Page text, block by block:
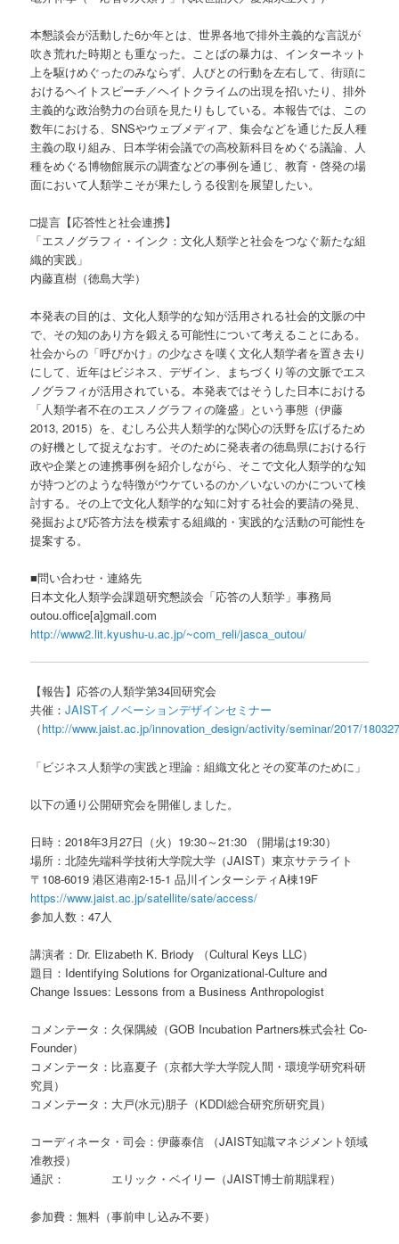
本懇談会が活動した6か年とは、世界各地で排外主義的な言説が
吹き荒れた時期とも重なった。ことばの暴力は、インターネット
上を駆けめぐったのみならず、人びとの行動を左右して、街頭に
おけるヘイトスピーチ／ヘイトクライムの出現を招いたり、排外
主義的な政治勢力の台頭を見たりもしている。本報告では、この
数年における、SNSやウェブメディア、集会などを通じた反人種
主義の取り組み、日本学術会議での高校新科目をめぐる議論、人
種をめぐる博物館展示の調査などの事例を通じ、教育・啓発の場
面において人類学こそが果たしうる役割を展望したい。
□提言【応答性と社会連携】
「エスノグラフィ・インク：文化人類学と社会をつなぐ新たな組
織的実践」
内藤直樹（徳島大学）
本発表の目的は、文化人類学的な知が活用される社会的文脈の中
で、その知のあり方を鍛える可能性について考えることにある。
社会からの「呼びかけ」の少なさを嘆く文化人類学者を置き去り
にして、近年はビジネス、デザイン、まちづくり等の文脈でエス
ノグラフィが活用されている。本発表ではそうした日本における
「人類学者不在のエスノグラフィの隆盛」という事態（伊藤
2013, 2015）を、むしろ公共人類学的な関心の沃野を広げるため
の好機として捉えなおす。そのために発表者の徳島県における行
政や企業との連携事例を紹介しながら、そこで文化人類学的な知
が持つどのような特徴がウケているのか／いないのかについて検
討する。その上で文化人類学的な知に対する社会的要請の発見、
発掘および応答方法を模索する組織的・実践的な活動の可能性を
提案する。
■問い合わせ・連絡先
日本文化人類学会課題研究懇談会「応答の人類学」事務局
outou.office[a]gmail.com
http://www2.lit.kyushu-u.ac.jp/~com_reli/jasca_outou/
【報告】応答の人類学第34回研究会
共催：JAISTイノベーションデザインセミナー
（http://www.jaist.ac.jp/innovation_design/activity/seminar/2017/
「ビジネス人類学の実践と理論：組織文化とその変革のために」
以下の通り公開研究会を開催しました。
日時：2018年3月27日（火）19:30～21:30 （開場は19:30）
場所：北陸先端科学技術大学院大学（JAIST）東京サテライト
〒108-6019 港区港南2-15-1 品川インターシティA棟19F
https://www.jaist.ac.jp/satellite/sate/access/
参加人数：47人
講演者：Dr. Elizabeth K. Briody （Cultural Keys LLC）
題目：Identifying Solutions for Organizational-Culture and
Change Issues: Lessons from a Business Anthropologist
コメンテータ：久保隅綾（GOB Incubation Partners株式会社 Co-
Founder）
コメンテータ：比嘉夏子（京都大学大学院人間・環境学研究科研
究員）
コメンテータ：大戸(水元)朋子（KDDI総合研究所研究員）
コーディネータ・司会：伊藤泰信 （JAIST知識マネジメント領域
准教授）
通訳： エリック・ベイリー（JAIST博士前期課程）
参加費：無料（事前申し込み不要）